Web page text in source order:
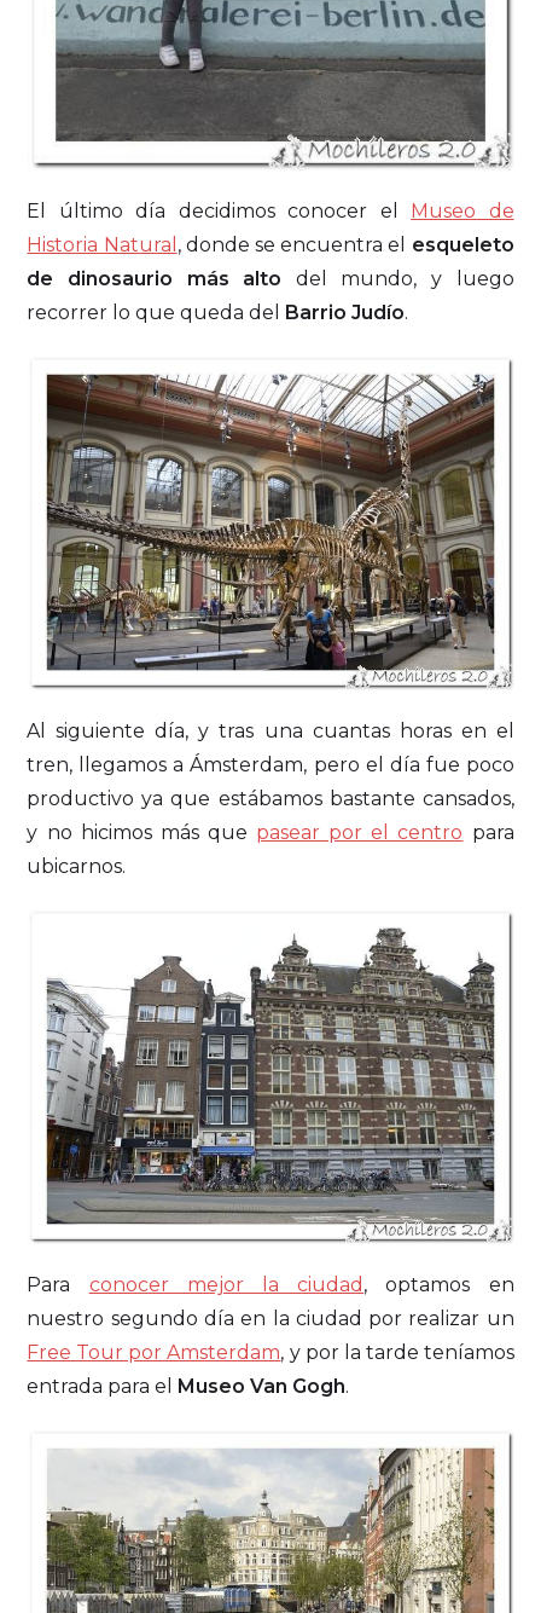
El último día decidimos conocer el
Museo de
Historia Natural , donde se encuentra el esqueleto
de dinosaurio más alto del mundo, y luego
recorrer lo que queda del
Barrio Judío.
Al siguiente día, y tras una cuantas horas en el
tren, llegamos a Ámsterdam, pero el día fue poco
productivo ya que estábamos bastante cansados,
y no hicimos más que pasear por el centro para
ubicarnos.
Para conocer mejor la ciudad , optamos en
nuestro segundo día en la ciudad por realizar un
Free Tour por Amsterdam, y por la tarde teníamos
entrada para el
Museo Van Gogh.